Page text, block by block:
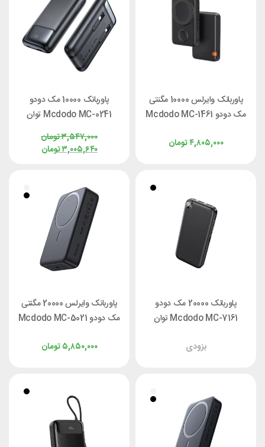
پاوربانک وایرلس 10000 مگنتی
مک دودو Mcdodo MC-1461
تومان۴,۸۰۵,۰۰۰
پاوربانک 10000 مک دودو
Mcdodo MC-0241 توان
تومان۳,۵۴۷,۰۰۰
تومان۳,۰۰۵,۶۴۰
پاوربانک 20000 مک دودو
Mcdodo MC-7161 توان
بزودی
پاوربانک وایرلس 20000 مگنتی
مک دودو Mcdodo MC-5021
تومان۵,۸۵۰,۰۰۰